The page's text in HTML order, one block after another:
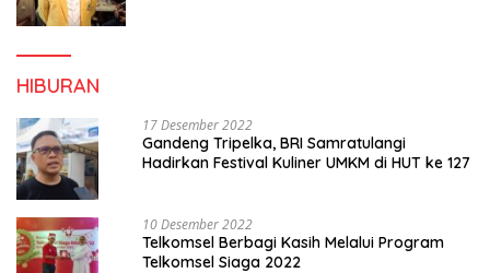
HIBURAN
17 Desember 2022
Gandeng Tripelka, BRI Samratulangi
Hadirkan Festival Kuliner UMKM di HUT ke 127
10 Desember 2022
Telkomsel Berbagi Kasih Melalui Program
Telkomsel Siaga 2022